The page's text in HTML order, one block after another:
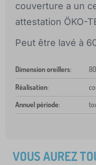
couverture a un
attestation ÖKO-
Peut être lavé à
Dimension oreillers:
Réalisation:
Annuel période:
VOUS AUREZ